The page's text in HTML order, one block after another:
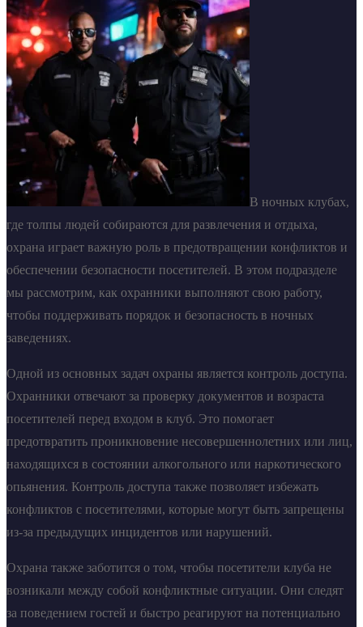
В ночных клубах,
где толпы людей собираются для развлечения и отдыха,
охрана играет важную роль в предотвращении конфликтов и
обеспечении безопасности посетителей. В этом подразделе
мы рассмотрим, как охранники выполняют свою работу,
чтобы поддерживать порядок и безопасность в ночных
заведениях.
Одной из основных задач охраны является контроль доступа.
Охранники отвечают за проверку документов и возраста
посетителей перед входом в клуб. Это помогает
предотвратить проникновение несовершеннолетних или лиц,
находящихся в состоянии алкогольного или наркотического
опьянения. Контроль доступа также позволяет избежать
конфликтов с посетителями, которые могут быть запрещены
из-за предыдущих инцидентов или нарушений.
Охрана также заботится о том, чтобы посетители клуба не
возникали между собой конфликтные ситуации. Они следят
за поведением гостей и быстро реагируют на потенциально